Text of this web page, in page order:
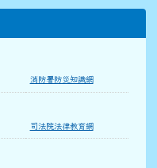
消防署防災知識網
司法院法律教育網